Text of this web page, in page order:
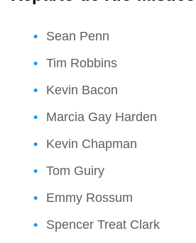
Sean Penn
Tim Robbins
Kevin Bacon
Marcia Gay Harden
Kevin Chapman
Tom Guiry
Emmy Rossum
Spencer Treat Clark